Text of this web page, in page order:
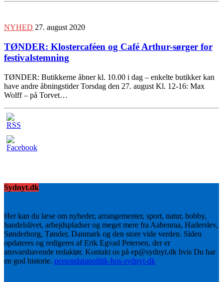
NYHED 27. august 2020
TØNDER: Klostercaféen og Café Arthur-sørger for
festivalstemning
TØNDER: Butikkerne åbner kl. 10.00 i dag – enkelte butikker kan
have andre åbningstider Torsdag den 27. august Kl. 12-16: Max
Wolff – på Torvet…
Sydnyt.dk
Her kan du læse om nyheder, arrangementer, sport, natur, hobby,
handelslivet, arbejdspladser og meget mere fra Aabenraa, Haderslev,
Sønderborg, Tønder, Danmark og den store vide verden. Siden
opdateres og redigeres af Erik Egvad Petersen, der er
ansvarshavende redaktør. Kontakt os på ep@sydnyt.dk hvis Du har
en god historie. persondatapolitik-hos-sydnyt-dk